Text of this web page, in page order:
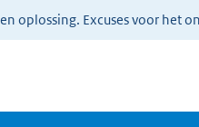
oplossing. Excuses voor het